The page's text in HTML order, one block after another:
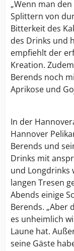
„Wenn man
Splittern von
Bitterkeit des
des Drinks und
empfiehlt der
Kreation.
Berends noch
Aprikose und
In der
Hannover
Berends und
Drinks mit
und Longdrinks
langen Tresen
Abends einige
Berends. „Aber
es unheimlich
Laune hat.
seine Gäste